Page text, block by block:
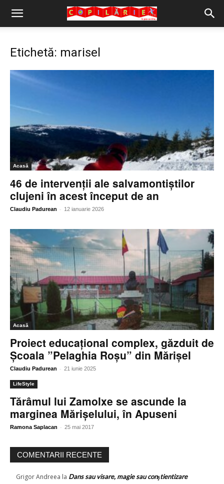
Copilărie.org
Etichetă: marisel
Acasă
46 de intervenții ale salvamontiștilor
clujeni în acest început de an
Claudiu Padurean - 12 ianuarie 2026
Acasă
Proiect educațional complex, găzduit de
Școala ”Pelaghia Roșu” din Mărișel
Claudiu Padurean - 21 iunie 2025
LifeStyle
Tărâmul lui Zamolxe se ascunde la
marginea Mărişelului, în Apuseni
Ramona Saplacan - 25 mai 2017
COMENTARII RECENTE
Grigor Andreea la Dans sau visare, magie sau conştientizare